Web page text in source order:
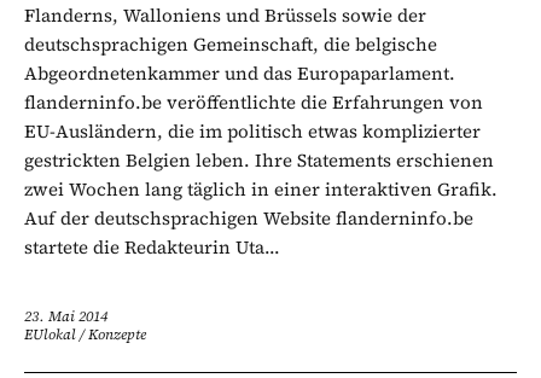
Flanderns, Walloniens und Brüssels sowie der
deutschsprachigen Gemeinschaft, die belgische
Abgeordnetenkammer und das Europaparlament.
flanderninfo.be veröffentlichte die Erfahrungen von
EU-Ausländern, die im politisch etwas komplizierter
gestrickten Belgien leben. Ihre Statements erschienen
zwei Wochen lang täglich in einer interaktiven Grafik.
Auf der deutschsprachigen Website flanderninfo.be
startete die Redakteurin Uta...
23. Mai 2014
EUlokal/Konzepte